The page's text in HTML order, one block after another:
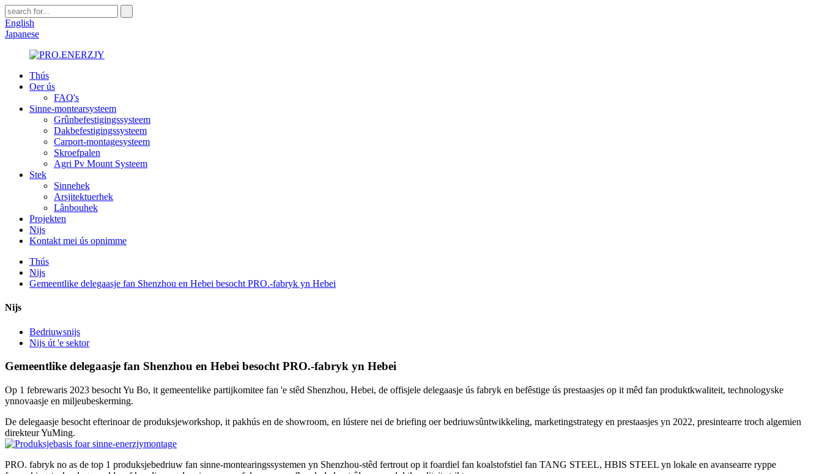
English
Japanese
Thús
Oer ús
FAQ's
Sinne-montearsysteem
Grûnbefestigingssysteem
Dakbefestigingssysteem
Carport-montagesysteem
Skroefpalen
Agri Pv Mount Systeem
Stek
Sinnehek
Arsjitektuerhek
Lânbouhek
Projekten
Nijs
Kontakt mei ús opnimme
Thús
Nijs
Gemeentlike delegaasje fan Shenzhou en Hebei besocht PRO.-fabryk yn Hebei
Nijs
Bedriuwsnijs
Nijs út 'e sektor
Gemeentlike delegaasje fan Shenzhou en Hebei besocht PRO.-fabryk yn Hebei
Op 1 febrewaris 2023 besocht Yu Bo, it gemeentelike partijkomitee fan 'e stêd Shenzhou, Hebei, de offisjele delegaasje ús fabryk en befêstige ús prestaasjes op it mêd fan produktkwaliteit, technologyske
ynnovaasje en miljeubeskerming.
De delegaasje besocht efterinoar de produksjeworkshop, it pakhús en de showroom, en lústere nei de briefing oer bedriuwsûntwikkeling, marketingstrategy en prestaasjes yn 2022, presintearre troch algemien
direkteur YuMing.
PRO. fabryk no as de top 1 produksjebedriuw fan sinne-montearingssystemen yn Shenzhou-stêd fertrout op it foardiel fan koalstofstiel fan TANG STEEL, HBIS STEEL yn lokale en avansearre ryppe